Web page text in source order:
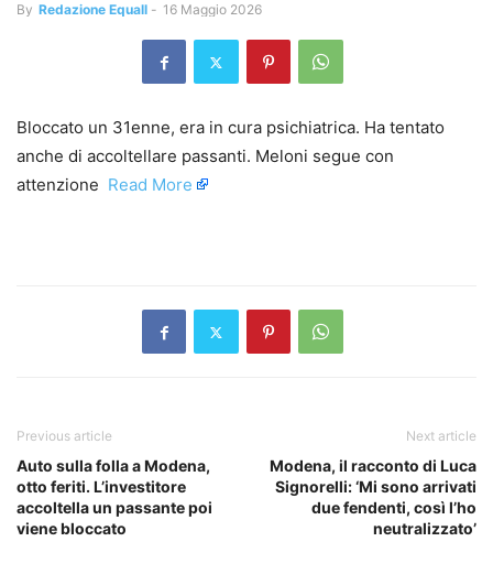
By Redazione Equall - 16 Maggio 2026
Bloccato un 31enne, era in cura psichiatrica. Ha tentato
anche di accoltellare passanti. Meloni segue con
attenzione ​ Read More
Previous article
Auto sulla folla a Modena,
otto feriti. L’investitore
accoltella un passante poi
viene bloccato
Next article
Modena, il racconto di Luca
Signorelli: ‘Mi sono arrivati
due fendenti, così l’ho
neutralizzato’